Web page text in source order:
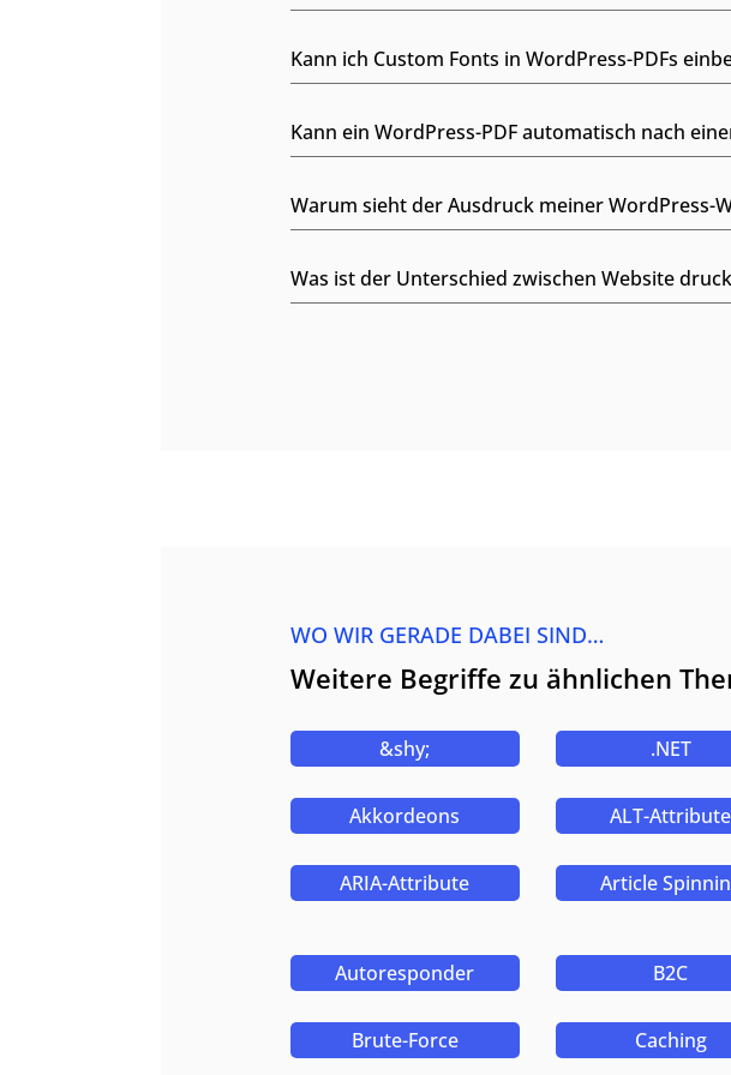
Kann ich Custom Fonts in WordPress-PDFs
Kann ein WordPress-PDF automatisch nach
Warum sieht der Ausdruck meiner WordPress-
Was ist der Unterschied zwischen Website
WO WIR GERADE DABEI SIND…
Weitere Begriffe zu ähnlichen
&shy; .NET
Akkordeons ALT-Attribute
ARIA-Attribute Article
Autoresponder B2C
Brute-Force Caching